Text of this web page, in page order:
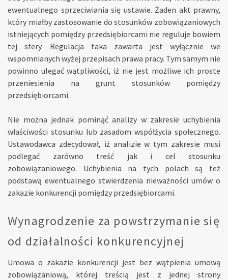
ewentualnego sprzeciwiania się ustawie. Żaden akt prawny,
który miałby zastosowanie do stosunków zobowiązaniowych
istniejących pomiędzy przedsiębiorcami nie reguluje bowiem
tej sfery. Regulacja taka zawarta jest wyłącznie we
wspomnianych wyżej przepisach prawa pracy. Tym samym nie
powinno ulegać wątpliwości, iż nie jest możliwe ich proste
przeniesienia na grunt stosunków pomiędzy
przedsiębiorcami.
Nie można jednak pominąć analizy w zakresie uchybienia
właściwości stosunku lub zasadom współżycia społecznego.
Ustawodawca zdecydował, iż analizie w tym zakresie musi
podlegać zarówno treść jak i cel stosunku
zobowiązaniowego. Uchybienia na tych polach są też
podstawą ewentualnego stwierdzenia nieważności umów o
zakazie konkurencji pomiędzy przedsiębiorcami.
Wynagrodzenie za powstrzymanie się
od działalności konkurencyjnej
Umowa o zakazie konkurencji jest bez wątpienia umową
zobowiązaniową, której treścią jest z jednej strony